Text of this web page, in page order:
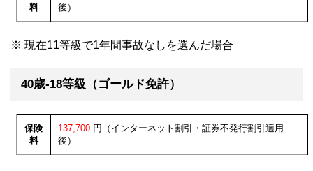
料
後）
※ 現在11等級で1年間事故なしを選んだ場合
40歳-18等級（ゴールド免許）
保険
料
137,700 円（インターネット割引・証券不発行割引適用
後）